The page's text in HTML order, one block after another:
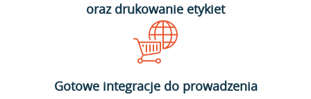
oraz drukowanie etykiet
Gotowe integracje do prowadzenia